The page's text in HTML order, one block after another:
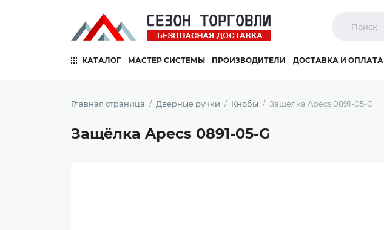
КАТАЛОГ МАСТЕР СИСТЕМЫ ПРОИЗВОДИТЕЛИ ДОСТАВКА И ОПЛАТА
Главная страница Дверные ручки Кнобы Защёлка Apecs 0891-05-G
Защёлка Apecs 0891-05-G